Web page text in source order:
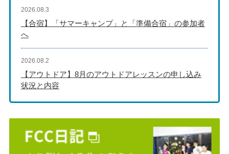
【合宿】「サマーキャンプ」と「準備合宿」の参加者
へ
2026.08.3
【アウトドア】8月のアウトドアレッスンの申し込み
状況と内容
2026.08.2